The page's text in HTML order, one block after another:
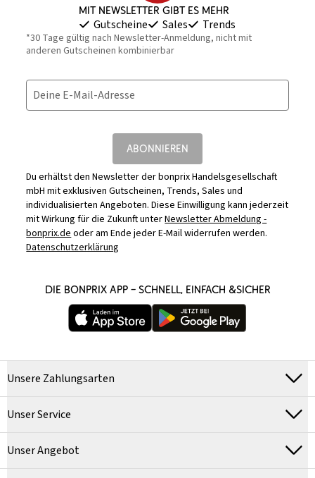
Mit Newsletter gibt es mehr
Gutscheine Sales Trends
*30 Tage gültig nach Newsletter-Anmeldung, nicht mit
anderen Gutscheinen kombinierbar
Deine E-Mail-Adresse
ABONNIEREN
Du erhältst den Newsletter der bonprix Handelsgesellschaft
mbH mit exklusiven Gutscheinen, Trends, Sales und
individualisierten Angeboten. Diese Einwilligung kann jederzeit
mit Wirkung für die Zukunft unterNewsletter Abmeldung -
bonprix.deoder am Ende jeder E-Mail widerrufen werden.
Datenschutzerklärung
DIE BONPRIX APP – SCHNELL, EINFACH &SICHER
Unsere Zahlungsarten
Unser Service
Unser Angebot